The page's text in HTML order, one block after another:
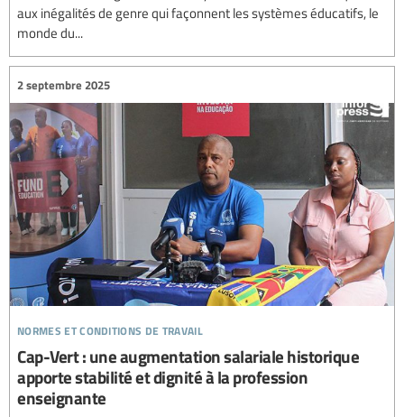
aux inégalités de genre qui façonnent les systèmes éducatifs, le
monde du...
normes et conditions de travail
2 septembre 2025
Cap-Vert : une augmentation salariale historique
apporte stabilité et dignité à la profession
enseignante